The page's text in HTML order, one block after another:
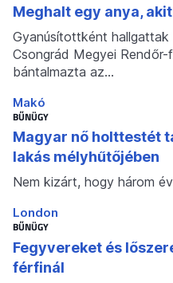
Meghalt egy anya,
Gyanúsítottként
Csongrád Megyei
bántalmazta az…
Makó
BŰNÜGY
Magyar nő holttestét
lakás mélyhűtőjében
Nem kizárt, hogy három
London
BŰNÜGY
Fegyvereket és
férfinál